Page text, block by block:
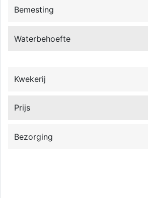
Bemesting
Waterbehoefte
Kwekerij
Prijs
Bezorging